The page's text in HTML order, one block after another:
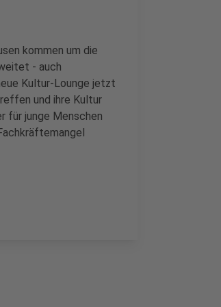
kommen um die
- auch
Kultur-Lounge jetzt
und ihre Kultur
für junge Menschen